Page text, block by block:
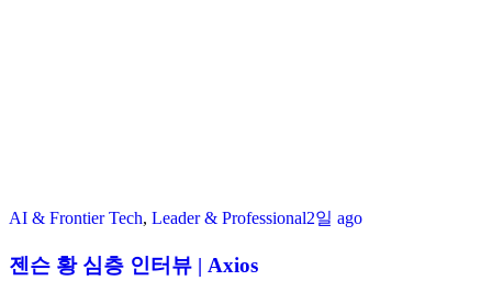
AI & Frontier Tech, Leader & Professional2일 ago
젠슨 황 심층 인터뷰 | Axios